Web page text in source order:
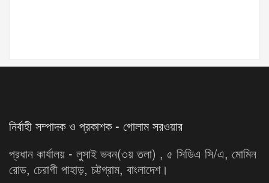
নির্বাহী সম্পাদক ও প্রকাশক - গোলাম সরওয়ার
প্রধান কার্যালয় - লুসাই ভবন(৩য় তলা) , ৫ সিডিএ সি/এ, মোমিন
রোড, চেরাগী পাহাড়, চট্টগ্রাম, বাংলাদেশ।